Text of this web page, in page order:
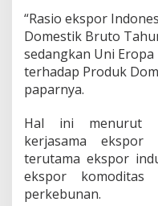
“Rasio ekspor
Domestik Bruto
sedangkan Uni
terhadap Produk
paparnya.
Hal ini menurut
kerjasama
terutama ekspor
ekspor komoditas
perkebunan.